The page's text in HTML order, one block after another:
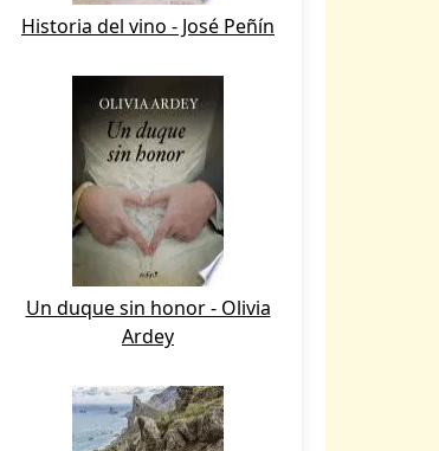
Historia del vino - José Peñín
Un duque sin honor - Olivia
Ardey